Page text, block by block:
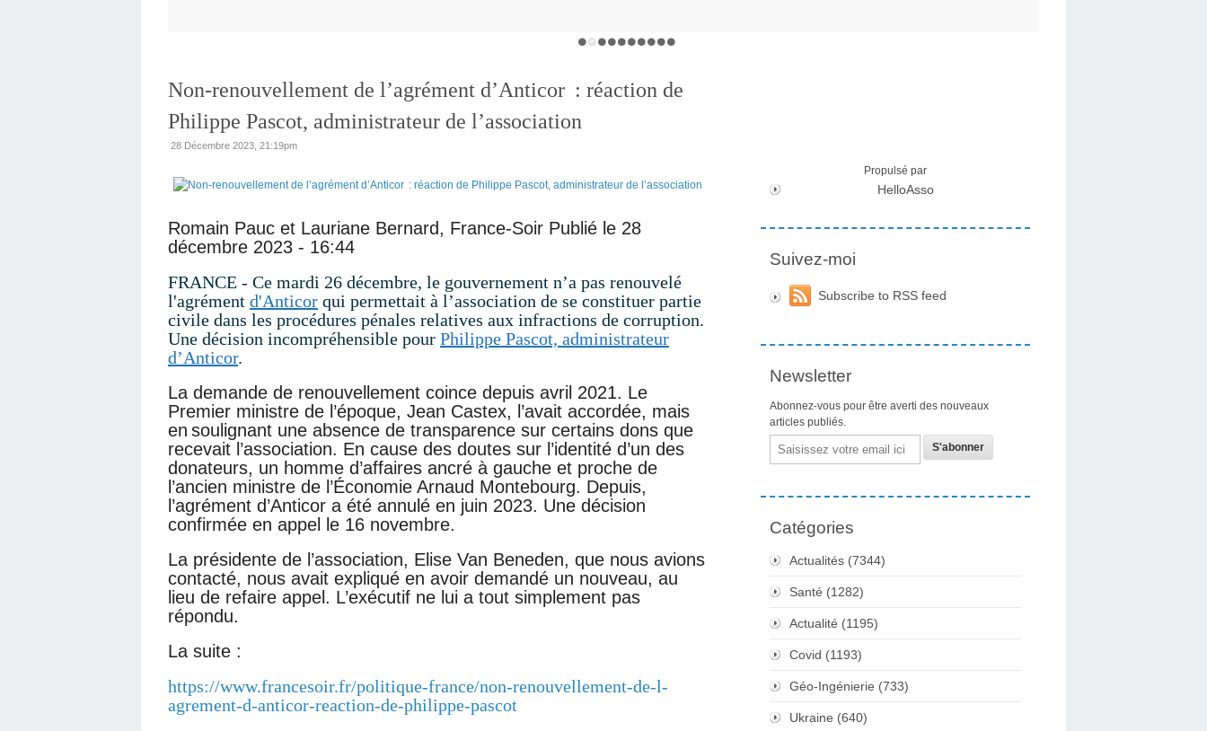
Non-renouvellement de l’agrément d’Anticor : réaction de
Philippe Pascot, administrateur de l’association
28 Décembre 2023, 21:19pm
Romain Pauc et Lauriane Bernard, France-Soir Publié le 28
décembre 2023 - 16:44
FRANCE - Ce mardi 26 décembre, le gouvernement n’a pas renouvelé
l'agrément d'Anticor qui permettait à l’association de se constituer partie
civile dans les procédures pénales relatives aux infractions de corruption.
Une décision incompréhensible pour Philippe Pascot, administrateur
d’Anticor.
La demande de renouvellement coince depuis avril 2021. Le
Premier ministre de l’époque, Jean Castex, l’avait accordée, mais
en soulignant une absence de transparence sur certains dons que
recevait l’association. En cause des doutes sur l’identité d’un des
donateurs, un homme d’affaires ancré à gauche et proche de
l’ancien ministre de l’Économie Arnaud Montebourg. Depuis,
l’agrément d’Anticor a été annulé en juin 2023. Une décision
confirmée en appel le 16 novembre.
La présidente de l’association, Elise Van Beneden, que nous avions
contacté, nous avait expliqué en avoir demandé un nouveau, au
lieu de refaire appel. L’exécutif ne lui a tout simplement pas
répondu.
La suite :
https://www.francesoir.fr/politique-france/non-renouvellement-de-l-
agrement-d-anticor-reaction-de-philippe-pascot
Propulsé par
HelloAsso
Suivez-moi
Subscribe to RSS feed
Newsletter
Abonnez-vous pour être averti des nouveaux
articles publiés.
Email
Catégories
Actualités (7344)
Santé (1282)
Actualité (1195)
Covid (1193)
Géo-Ingénierie (733)
Ukraine (640)